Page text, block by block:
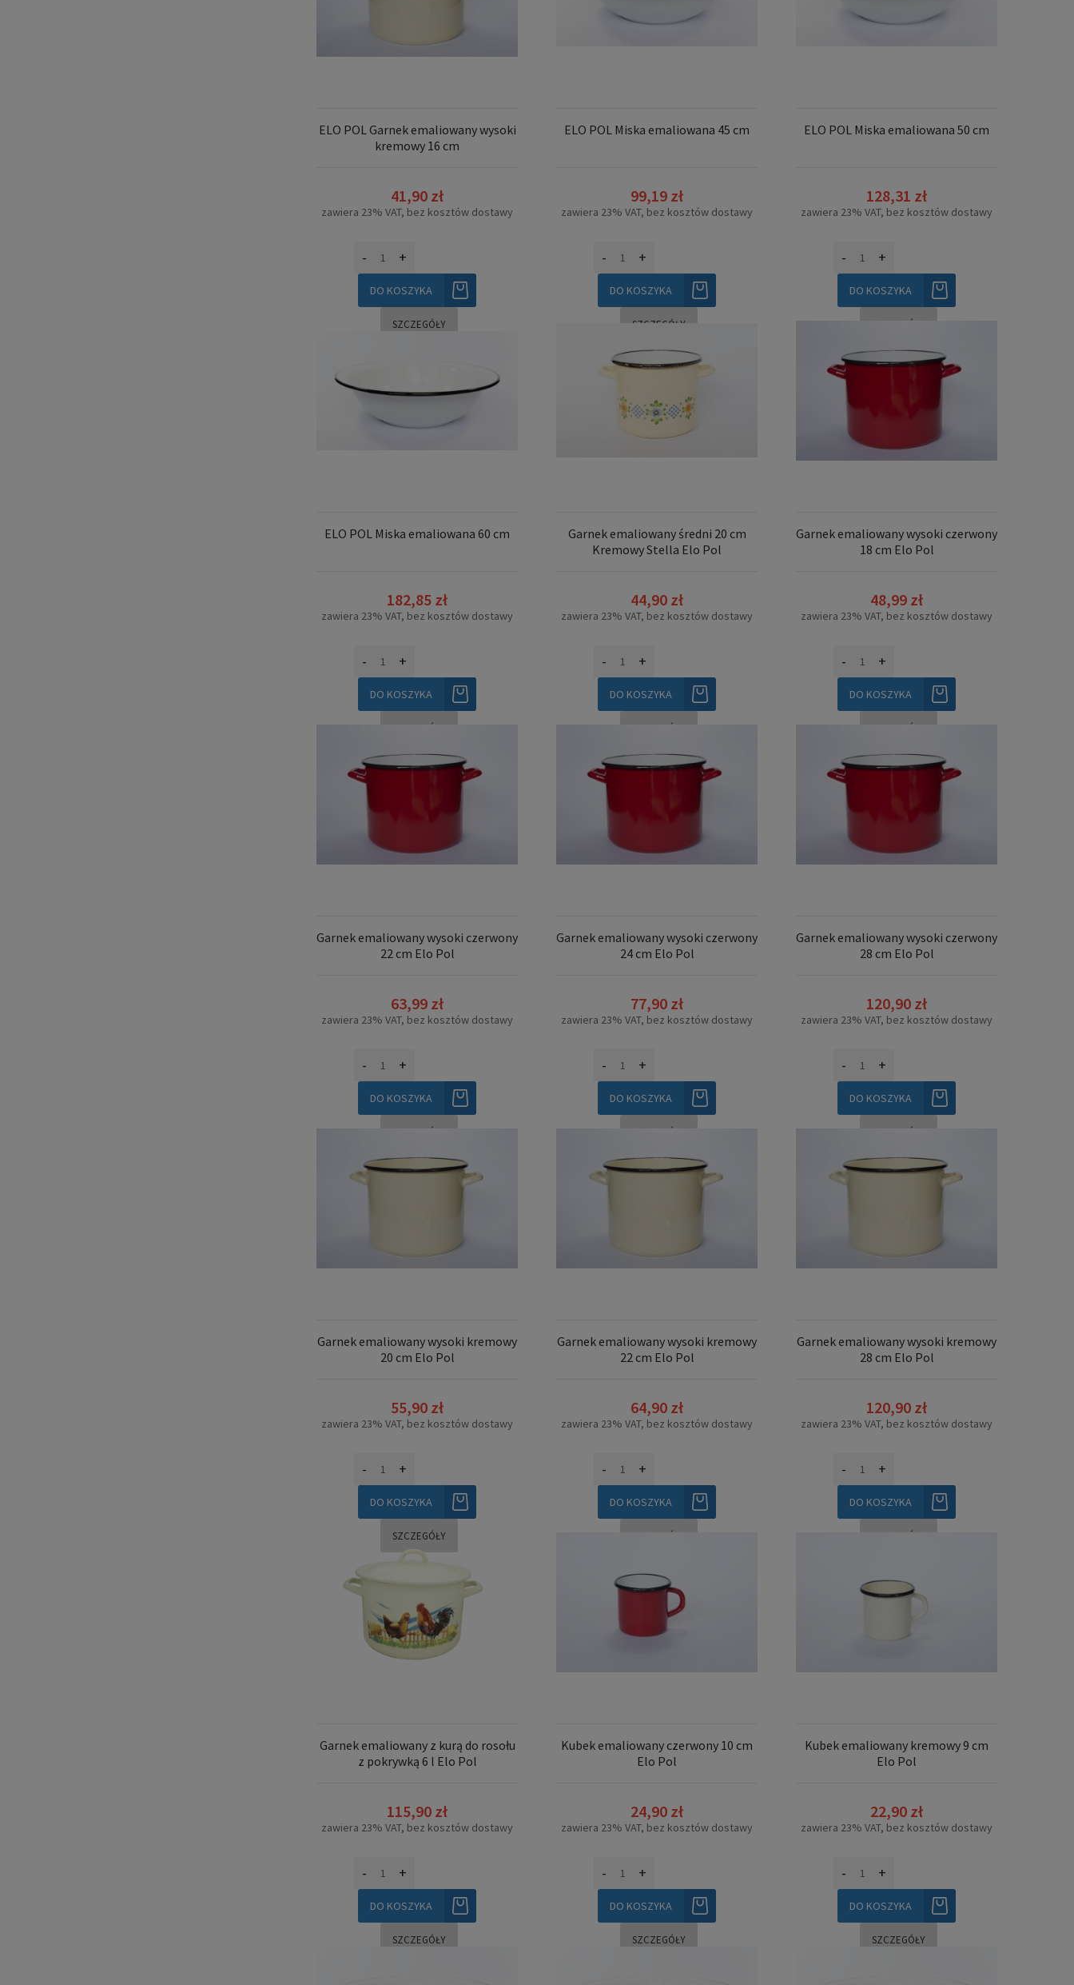
ELO POL Garnek emaliowany wysoki
kremowy 16 cm
41,90 zł
zawiera 23% VAT, bez kosztów dostawy
- +
DO KOSZYKA
SZCZEGÓŁY
ELO POL Miska emaliowana 45 cm
99,19 zł
zawiera 23% VAT, bez kosztów dostawy
- +
DO KOSZYKA
SZCZEGÓŁY
ELO POL Miska emaliowana 50 cm
128,31 zł
zawiera 23% VAT, bez kosztów dostawy
- +
DO KOSZYKA
SZCZEGÓŁY
ELO POL Miska emaliowana 60 cm
182,85 zł
zawiera 23% VAT, bez kosztów dostawy
- +
DO KOSZYKA
SZCZEGÓŁY
Garnek emaliowany średni 20 cm
Kremowy Stella Elo Pol
44,90 zł
zawiera 23% VAT, bez kosztów dostawy
- +
DO KOSZYKA
SZCZEGÓŁY
Garnek emaliowany wysoki czerwony
18 cm Elo Pol
48,99 zł
zawiera 23% VAT, bez kosztów dostawy
- +
DO KOSZYKA
SZCZEGÓŁY
Garnek emaliowany wysoki czerwony
22 cm Elo Pol
63,99 zł
zawiera 23% VAT, bez kosztów dostawy
- +
DO KOSZYKA
SZCZEGÓŁY
Garnek emaliowany wysoki czerwony
24 cm Elo Pol
77,90 zł
zawiera 23% VAT, bez kosztów dostawy
- +
DO KOSZYKA
SZCZEGÓŁY
Garnek emaliowany wysoki czerwony
28 cm Elo Pol
120,90 zł
zawiera 23% VAT, bez kosztów dostawy
- +
DO KOSZYKA
SZCZEGÓŁY
Garnek emaliowany wysoki kremowy
20 cm Elo Pol
55,90 zł
zawiera 23% VAT, bez kosztów dostawy
- +
DO KOSZYKA
SZCZEGÓŁY
Garnek emaliowany wysoki kremowy
22 cm Elo Pol
64,90 zł
zawiera 23% VAT, bez kosztów dostawy
- +
DO KOSZYKA
SZCZEGÓŁY
Garnek emaliowany wysoki kremowy
28 cm Elo Pol
120,90 zł
zawiera 23% VAT, bez kosztów dostawy
- +
DO KOSZYKA
SZCZEGÓŁY
Garnek emaliowany z kurą do rosołu
z pokrywką 6 l Elo Pol
115,90 zł
zawiera 23% VAT, bez kosztów dostawy
- +
DO KOSZYKA
SZCZEGÓŁY
Kubek emaliowany czerwony 10 cm
Elo Pol
24,90 zł
zawiera 23% VAT, bez kosztów dostawy
- +
DO KOSZYKA
SZCZEGÓŁY
Kubek emaliowany kremowy 9 cm
Elo Pol
22,90 zł
zawiera 23% VAT, bez kosztów dostawy
- +
DO KOSZYKA
SZCZEGÓŁY